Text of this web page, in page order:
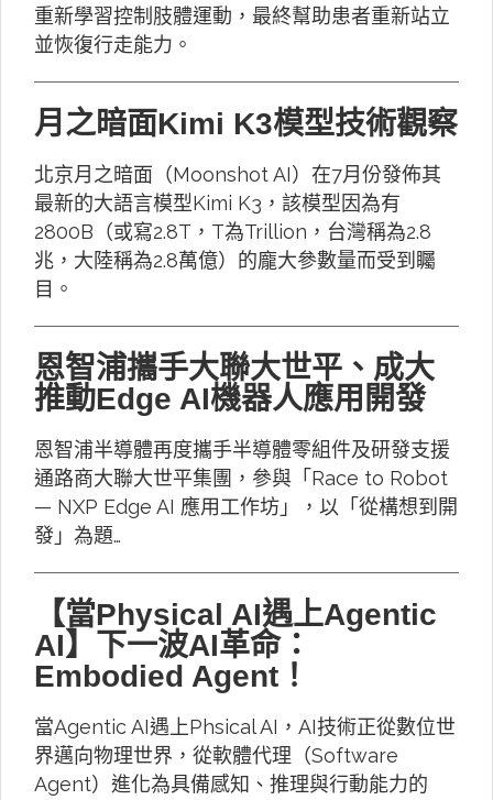
重新學習控制肢體運動，最終幫助患者重新站立
並恢復行走能力。
月之暗面Kimi K3模型技術觀察
北京月之暗面（Moonshot AI）在7月份發佈其
最新的大語言模型Kimi K3，該模型因為有
2800B（或寫2.8T，T為Trillion，台灣稱為2.8
兆，大陸稱為2.8萬億）的龐大參數量而受到矚
目。
恩智浦攜手大聯大世平、成大
推動Edge AI機器人應用開發
恩智浦半導體再度攜手半導體零組件及研發支援
通路商大聯大世平集團，參與「Race to Robot
— NXP Edge AI 應用工作坊」，以「從構想到開
發」為題…
【當Physical AI遇上Agentic
AI】下一波AI革命：
Embodied Agent！
當Agentic AI遇上Phsical AI，AI技術正從數位世
界邁向物理世界，從軟體代理（Software
Agent）進化為具備感知、推理與行動能力的